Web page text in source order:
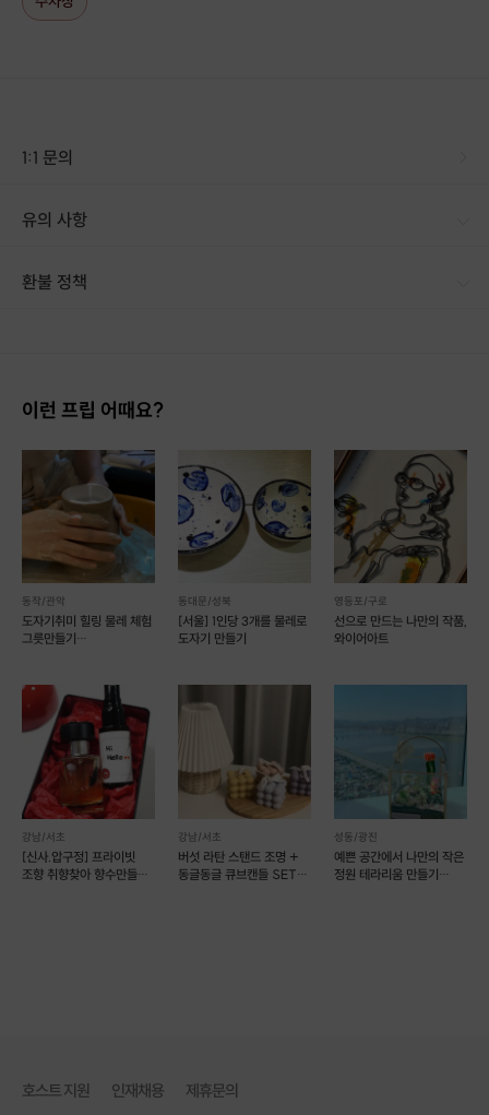
원하는 토핑이 있다면?!
직접 만들어 볼 수도 있어요 :)
1:1 문의
유의 사항
환불 정책
이런 프립 어때요?
동작/관악
도자기취미 힐링 물레 체험
그릇만들기
동대문/성북
[서울] 1인당 3개를 물레로
도자기 만들기
영등포/구로
선으로 만드는 나만의 작품,
와이어아트
강남/서초
[신사.압구정] 프라이빗
조향 취향찾아 향수만들기
강남/서초
버섯 라탄 스탠드 조명 +
동글동글 큐브캔들 SET
성동/광진
예쁜 공간에서 나만의 작은
정원 테라리움 만들기
호스트 지원 인재채용 제휴문의